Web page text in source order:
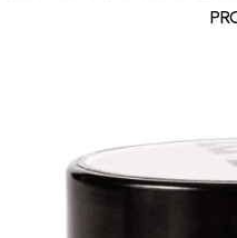
Seria CEDROWY